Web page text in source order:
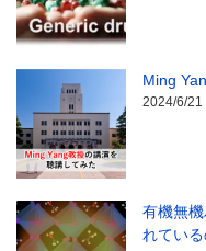
Ming
2024/6/21
有機無
れている